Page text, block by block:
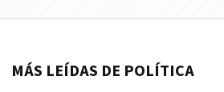
MÁS LEÍDAS DE POLÍTICA